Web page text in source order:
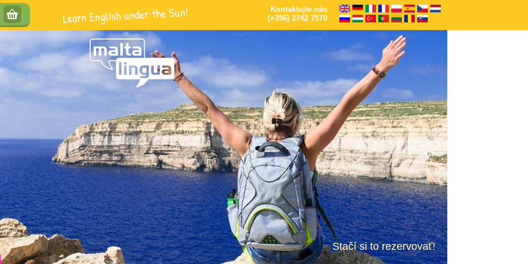
Learn English under the Sun!
Kontaktujte nás
(+356) 2742 7570
Stačí si to rezervovať!